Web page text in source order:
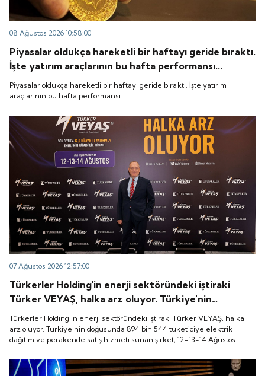
08 Ağustos 2026 10:58:00
Piyasalar oldukça hareketli bir haftayı geride bıraktı.
İşte yatırım araçlarının bu hafta performansı...
Piyasalar oldukça hareketli bir haftayı geride bıraktı. İşte yatırım
araçlarının bu hafta performansı...
07 Ağustos 2026 12:57:00
Türkerler Holding'in enerji sektöründeki iştiraki
Türker VEYAŞ, halka arz oluyor. Türkiye'nin
doğusunda 894 bin 544 tüketiciye elektrik dağıtım
ve perakende satış hizmeti sunan şirket, 12-13-14
Ağustos tarihleri arasında pay başına 136 TL fiyatla
Türkerler Holding'in enerji sektöründeki iştiraki Türker VEYAŞ, halka
arz oluyor. Türkiye'nin doğusunda 894 bin 544 tüketiciye elektrik
dağıtım ve perakende satış hizmeti sunan şirket, 12-13-14 Ağustos